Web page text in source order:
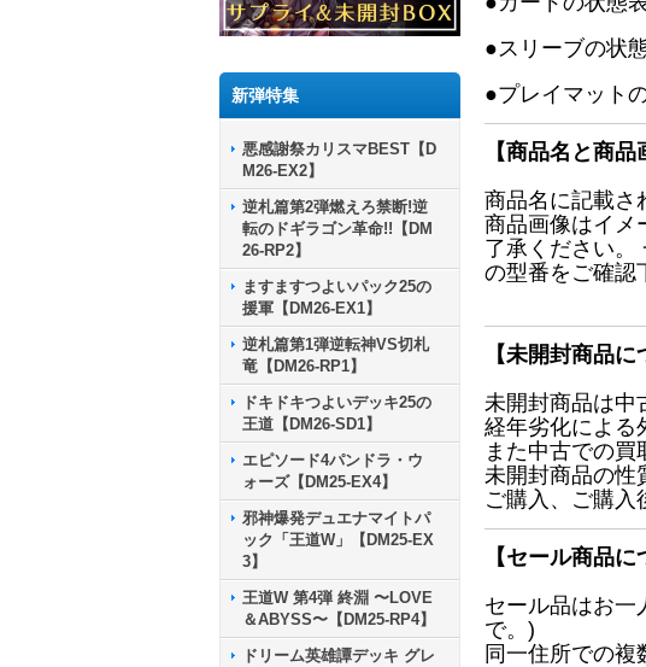
新弾特集
悪感謝祭カリスマBEST【D
M26-EX2】
逆札篇第2弾燃えろ禁断!逆
転のドギラゴン革命!!【DM
26-RP2】
ますますつよいパック25の
援軍【DM26-EX1】
逆札篇第1弾逆転神VS切札
竜【DM26-RP1】
ドキドキつよいデッキ25の
王道【DM26-SD1】
エピソード4パンドラ・ウ
ォーズ【DM25-EX4】
邪神爆発デュエナマイトパ
ック「王道W」【DM25-EX
3】
王道W 第4弾 終淵 〜LOVE
＆ABYSS〜【DM25-RP4】
ドリーム英雄譚デッキ グレ
●スリーブの状
●プレイマット
【商品名と商品
商品名に記載さ
商品画像はイメ
了承ください。
の型番をご確認
【未開封商品
未開封商品は中
経年劣化による
また中古での買
未開封商品の性
ご購入、ご購入
【セール商品に
セール品はお一
で。)
同一住所での複